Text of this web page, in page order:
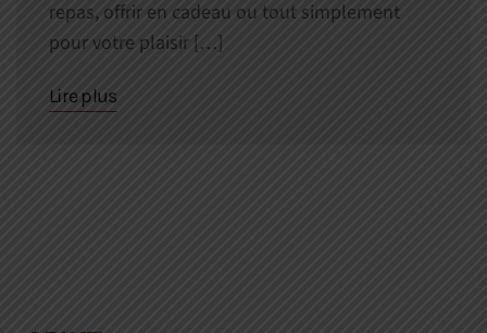
repas, offrir en cadeau ou tout simplement
pour votre plaisir […]
Lire plus